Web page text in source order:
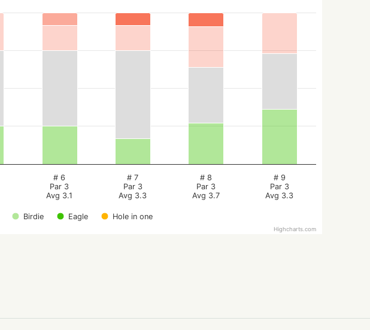
Birdie Eagle Hole in one
# 6
Par 3
Avg 3.1
# 7
Par 3
Avg 3.3
# 8
Par 3
Avg 3.7
# 9
Par 3
Avg 3.3
Highcharts.com